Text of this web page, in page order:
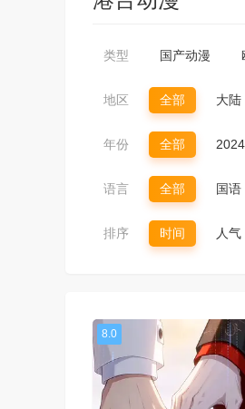
类型 国产动漫
地区 全部 大陆
年份 全部 2024
语言 全部 国语
排序 时间 人气
8.0